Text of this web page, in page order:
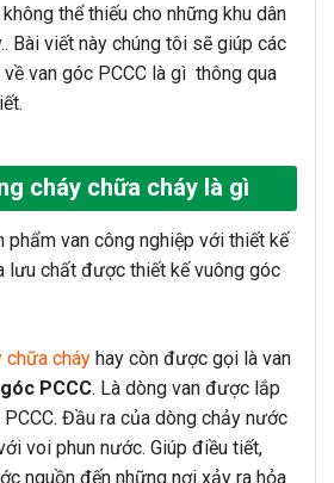
thể thiếu cho những khu dân
Bài viết này chúng tôi sẽ giúp các
van góc PCCC là gì thông qua
cháy chữa cháy là gì
phẩm van công nghiệp với thiết kế
lưu chất được thiết kế vuông góc
chữa cháy hay còn được gọi là van
PCCC. Là dòng van được lắp
Đầu ra của dòng chảy nước
voi phun nước. Giúp điều tiết,
nguồn đến những nơi xảy ra hỏa